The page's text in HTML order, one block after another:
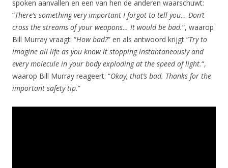
spoken aanvallen en een van hen de anderen waarschuwt:
“There’s something very important I forgot to tell you… Don’t
cross the streams of your weapons… It would be bad.“, waarop
Bill Murray vraagt: “How bad?” en als antwoord krijgt “Try to
imagine all life as you know it stopping instantaneously and
every molecule in your body exploding at the speed of light.“,
waarop Bill Murray reageert: “Okay, that’s bad. Thanks for the
important safety tip.”